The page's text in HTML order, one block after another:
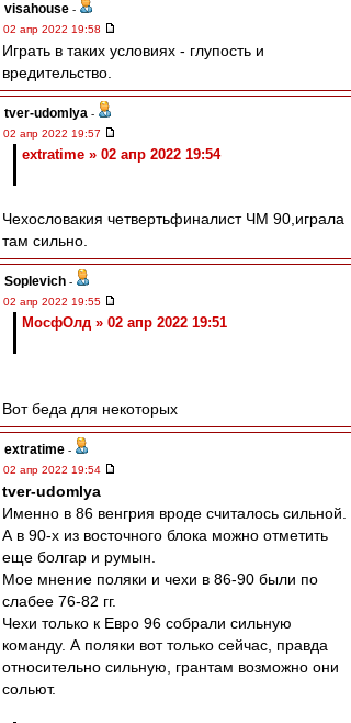
visahouse -
02 апр 2022 19:58
Играть в таких условиях - глупость и
вредительство.
tver-udomlya -
02 апр 2022 19:57
extratime » 02 апр 2022 19:54
Чехословакия четвертьфиналист ЧМ 90,играла
там сильно.
Soplevich -
02 апр 2022 19:55
МосфОлд » 02 апр 2022 19:51
Вот беда для некоторых
extratime -
02 апр 2022 19:54
tver-udomlya
Именно в 86 венгрия вроде считалось сильной.
А в 90-х из восточного блока можно отметить
еще болгар и румын.
Мое мнение поляки и чехи в 86-90 были по
слабее 76-82 гг.
Чехи только к Евро 96 собрали сильную
команду. А поляки вот только сейчас, правда
относительно сильную, грантам возможно они
сольют.